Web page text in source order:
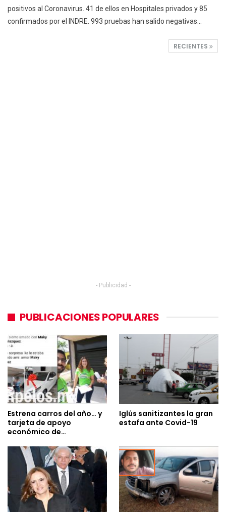
positivos al Coronavirus. 41 de ellos en Hospitales privados y 85
confirmados por el INDRE. 993 pruebas han salido negativas…
RECIENTES
- Publicidad -
PUBLICACIONES POPULARES
Estrena carros del año… y
tarjeta de apoyo
económico de…
Iglús sanitizantes la gran
estafa ante Covid-19